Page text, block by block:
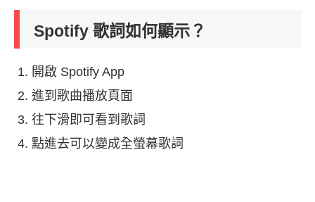
Spotify 歌詞如何顯示？
開啟 Spotify App
進到歌曲播放頁面
往下滑即可看到歌詞
點進去可以變成全螢幕歌詞